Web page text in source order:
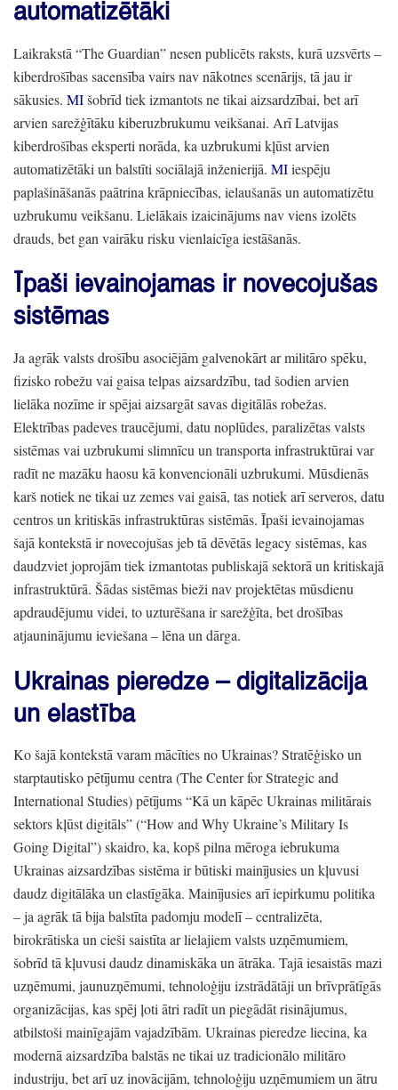
automatizētāki
Laikrakstā “The Guardian”nesen publicēts raksts, kurā uzsvērts–
kiberdrošības sacensība vairs nav nākotnes scenārijs, tā jau ir
sākusies. MIšobrīd tiek izmantots ne tikai aizsardzībai, bet arī
arvien sarežģītāku kiberuzbrukumu veikšanai. Arī Latvijas
kiberdrošības eksperti norāda, ka uzbrukumi kļūst arvien
automatizētāki un balstīti sociālajā inženierijā. MIiespēju
paplašināšanās paātrina krāpniecības, ielaušanās un automatizētu
uzbrukumu veikšanu. Lielākais izaicinājums nav viens izolēts
drauds, bet gan vairāku risku vienlaicīga iestāšanās.
Īpaši ievainojamas ir novecojušas
sistēmas
Ja agrāk valsts drošību asociējām galvenokārt ar militāro spēku,
fizisko robežu vai gaisa telpas aizsardzību, tad šodien arvien
lielāka nozīme ir spējai aizsargāt savas digitālās robežas.
Elektrības padeves traucējumi, datu noplūdes, paralizētas valsts
sistēmas vai uzbrukumi slimnīcu un transporta infrastruktūrai var
radīt ne mazāku haosu kā konvencionāli uzbrukumi. Mūsdienās
karš notiek ne tikai uz zemes vai gaisā, tas notiek arī serveros, datu
centros un kritiskās infrastruktūras sistēmās. Īpaši ievainojamas
šajā kontekstā ir novecojušas jeb tā dēvētās legacy sistēmas, kas
daudzviet joprojām tiek izmantotas publiskajā sektorā un kritiskajā
infrastruktūrā. Šādas sistēmas bieži nav projektētas mūsdienu
apdraudējumu videi, to uzturēšana ir sarežģīta, bet drošības
atjauninājumu ieviešana – lēna un dārga.
Ukrainas pieredze – digitalizācija
un elastība
Ko šajā kontekstā varam mācīties no Ukrainas?Stratēģisko un
starptautisko pētījumu centra (The Center for Strategic and
International Studies)pētījums“Kā un kāpēc Ukrainas militārais
sektors kļūst digitāls”(“How and Why Ukraine’s Military Is
Going Digital”) skaidro, ka, kopš pilna mēroga iebrukuma
Ukrainas aizsardzības sistēma ir būtiski mainījusies un kļuvusi
daudz digitālāka un elastīgāka. Mainījusies arī iepirkumu politika
– ja agrāk tā bija balstīta padomju modelī– centralizēta,
birokrātiska un cieši saistīta ar lielajiem valsts uzņēmumiem,
šobrīd tā kļuvusi daudz dinamiskāka un ātrāka. Tajā iesaistās mazi
uzņēmumi, jaunuzņēmumi, tehnoloģiju izstrādātāji un brīvprātīgās
organizācijas, kas spēj ļoti ātri radīt un piegādāt risinājumus,
atbilstoši mainīgajām vajadzībām. Ukrainas pieredze liecina, ka
modernā aizsardzība balstās ne tikai uz tradicionālo militāro
industriju, bet arī uz inovācijām, tehnoloģiju uzņēmumiem un ātru